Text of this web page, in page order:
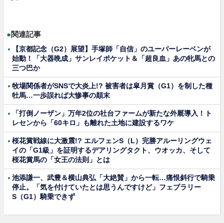
●関連記事
【京都記念（G2）展望】手塚師「自信」のユーバーレーベンが
始動！「大器晩成」サンレイポケット＆「超良血」あの牝馬との
三つ巴か
牧場関係者がSNSで大炎上!? 被害者は皐月賞（G1）を制した種
牡馬…一歩誤れば大惨事の顛末
「打倒ノーザン」万年2位の社台ファームが新たな外厩導入！ト
レセンから「60キロ」も離れた土地に建設するワケ
桜花賞戦線に大激震!? エルフェンS（L）完勝アルーリングウェ
イの「G1級」を証明するデアリングタクト、ウオッカ、そして
桜花賞馬の「女王の法則」とは
池添謙一、武豊＆横山典弘「大絶賛」から一転…痛恨斜行で騎乗
停止。「気を付けていたとは思うんですけど」フェブラリー
S（G1）騎乗できず